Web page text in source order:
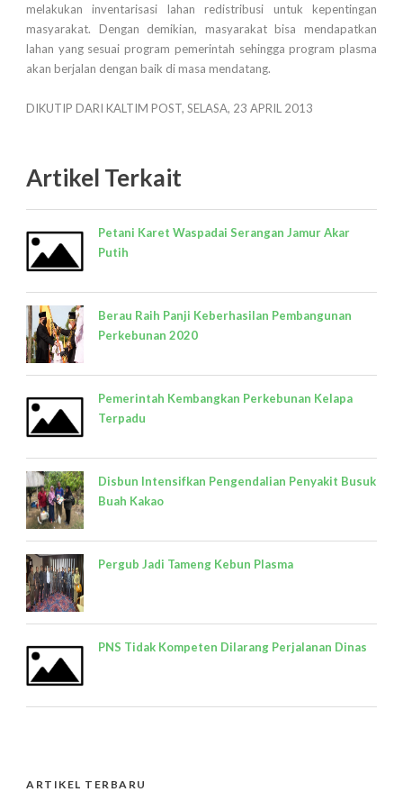
melakukan inventarisasi lahan redistribusi untuk kepentingan
masyarakat. Dengan demikian, masyarakat bisa mendapatkan
lahan yang sesuai program pemerintah sehingga program plasma
akan berjalan dengan baik di masa mendatang.
DIKUTIP DARI KALTIM POST, SELASA, 23 APRIL 2013
Artikel Terkait
Petani Karet Waspadai Serangan Jamur Akar
Putih
Berau Raih Panji Keberhasilan Pembangunan
Perkebunan 2020
Pemerintah Kembangkan Perkebunan Kelapa
Terpadu
Disbun Intensifkan Pengendalian Penyakit Busuk
Buah Kakao
Pergub Jadi Tameng Kebun Plasma
PNS Tidak Kompeten Dilarang Perjalanan Dinas
ARTIKEL TERBARU